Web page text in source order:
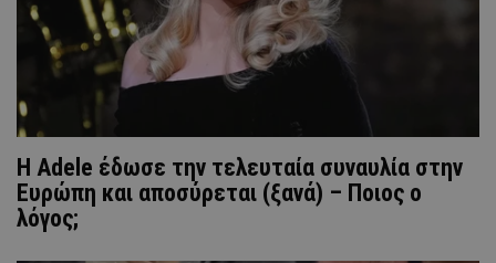
Η Adele έδωσε την τελευταία συναυλία στην
Ευρώπη και αποσύρεται (ξανά) – Ποιος ο
λόγος;